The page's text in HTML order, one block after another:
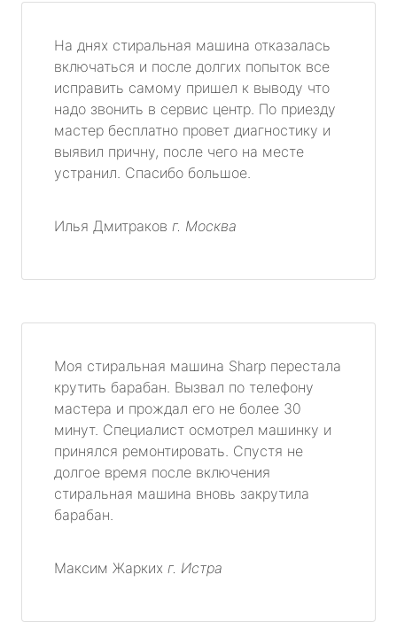
На днях стиральная машина отказалась
включаться и после долгих попыток все
исправить самому пришел к выводу что
надо звонить в сервис центр. По приезду
мастер бесплатно провет диагностику и
выявил причну, после чего на месте
устранил. Спасибо большое.
Илья Дмитраков г. Москва
Моя стиральная машина Sharp перестала
крутить барабан. Вызвал по телефону
мастера и прождал его не более 30
минут. Специалист осмотрел машинку и
принялся ремонтировать. Спустя не
долгое время после включения
стиральная машина вновь закрутила
барабан.
Максим Жарких г. Истра